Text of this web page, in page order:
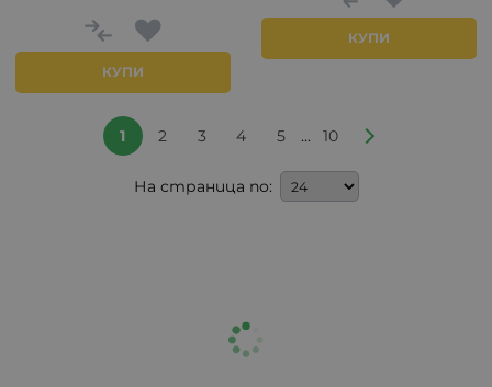
КУПИ
КУПИ
1 2 3 4 5 ... 10
На страница по: